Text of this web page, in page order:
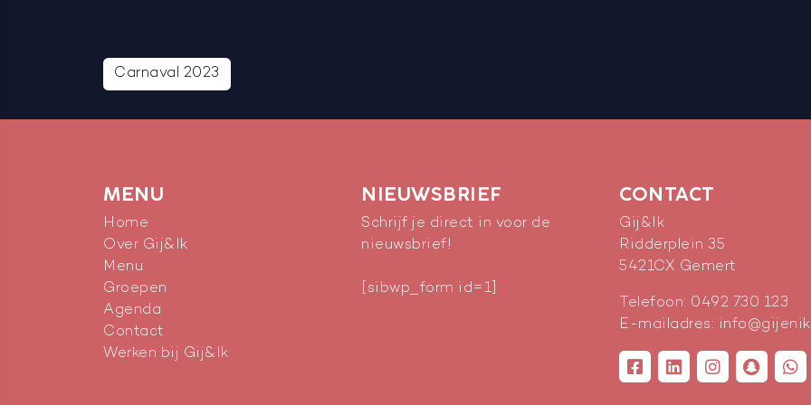
Carnaval 2023
MENU
Home
Over Gij&Ik
Menu
Groepen
Agenda
Contact
Werken bij Gij&Ik
NIEUWSBRIEF
Schrijf je direct in voor de
nieuwsbrief!
[sibwp_form id=1]
CONTACT
Gij&Ik
Ridderplein 35
5421CX Gemert
Telefoon: 0492 730 123
E-mailadres: